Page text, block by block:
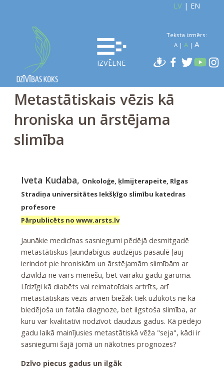
IZVĒLNE
LV| EN
Teksta izmērs:
A| A| A
Metastātiskais vēzis kā
hroniska un ārstējama
slimība
Iveta Kudaba, Onkoloģe, ķīmijterapeite, Rīgas
Stradiņa universitātes Iekšķīgo slimību katedras
profesore
Pārpublicēts no www.arsts.lv
Jaunākie medicīnas sasniegumi pēdējā desmitgadē
metastātiskus ļaundabīgus audzējus pasaulē ļauj
ierindot pie hroniskām un ārstējamām slimībām ar
dzīvildzi ne vairs mēnešu, bet vairāku gadu garumā.
Līdzīgi kā diabēts vai reimatoīdais artrīts, arī
metastātiskais vēzis arvien biežāk tiek uzlūkots ne kā
biedējoša un fatāla diagnoze, bet ilgstoša slimība, ar
kuru var kvalitatīvi nodzīvot daudzus gadus. Kā pēdējo
gadu laikā mainījusies metastātiskā vēža "seja", kādi ir
sasniegumi šajā jomā un nākotnes prognozes?
Dzīvo piecus gadus un ilgāk